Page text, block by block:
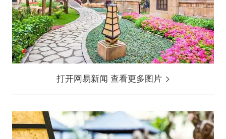
打开网易新闻 查看更多图片